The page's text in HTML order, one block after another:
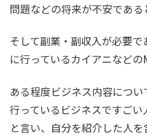
問題などの将来が不安である
そして副業・副収入が必要
に行っているカイアニなどの
ある程度ビジネス内容につ
行っているビジネスですご
と言い、自分を紹介した人